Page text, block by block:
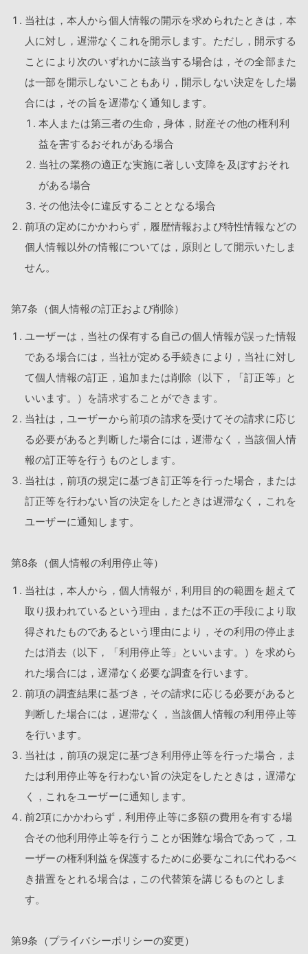
当社は，本人から個人情報の開示を求められたときは，本
人に対し，遅滞なくこれを開示します。ただし，開示する
ことにより次のいずれかに該当する場合は，その全部また
は一部を開示しないこともあり，開示しない決定をした場
合には，その旨を遅滞なく通知します。
本人または第三者の生命，身体，財産その他の権利利
益を害するおそれがある場合
当社の業務の適正な実施に著しい支障を及ぼすおそれ
がある場合
その他法令に違反することとなる場合
前項の定めにかかわらず，履歴情報および特性情報などの
個人情報以外の情報については，原則として開示いたしま
せん。
第7条（個人情報の訂正および削除）
ユーザーは，当社の保有する自己の個人情報が誤った情報
である場合には，当社が定める手続きにより，当社に対し
て個人情報の訂正，追加または削除（以下，「訂正等」と
いいます。）を請求することができます。
当社は，ユーザーから前項の請求を受けてその請求に応じ
る必要があると判断した場合には，遅滞なく，当該個人情
報の訂正等を行うものとします。
当社は，前項の規定に基づき訂正等を行った場合，または
訂正等を行わない旨の決定をしたときは遅滞なく，これを
ユーザーに通知します。
第8条（個人情報の利用停止等）
当社は，本人から，個人情報が，利用目的の範囲を超えて
取り扱われているという理由，または不正の手段により取
得されたものであるという理由により，その利用の停止ま
たは消去（以下，「利用停止等」といいます。）を求めら
れた場合には，遅滞なく必要な調査を行います。
前項の調査結果に基づき，その請求に応じる必要があると
判断した場合には，遅滞なく，当該個人情報の利用停止等
を行います。
当社は，前項の規定に基づき利用停止等を行った場合，ま
たは利用停止等を行わない旨の決定をしたときは，遅滞な
く，これをユーザーに通知します。
前2項にかかわらず，利用停止等に多額の費用を有する場
合その他利用停止等を行うことが困難な場合であって，ユ
ーザーの権利利益を保護するために必要なこれに代わるべ
き措置をとれる場合は，この代替策を講じるものとしま
す。
第9条（プライバシーポリシーの変更）